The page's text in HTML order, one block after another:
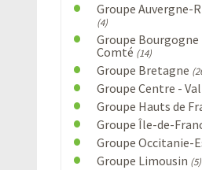
Groupe Auvergne-
(4)
Groupe Bourgogne
Comté (14)
Groupe Bretagne
Groupe Centre -
Groupe Hauts de
Groupe Île-de-
Groupe Occitanie-
Groupe Limousin (5)